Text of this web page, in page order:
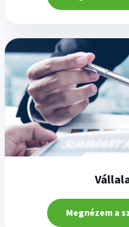
Megnézem a